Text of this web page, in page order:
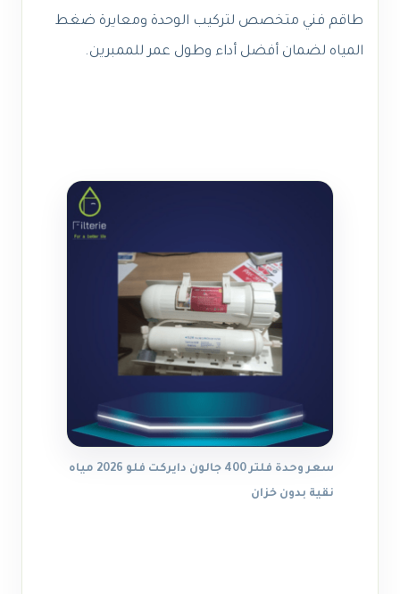
طاقم فني متخصص لتركيب الوحدة ومعايرة ضغط
المياه لضمان أفضل أداء وطول عمر للممبرين.
سعر وحدة فلتر 400 جالون دايركت فلو 2026 مياه
نقية بدون خزان